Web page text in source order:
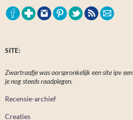
SITE:
Zwartraafje was oorspronkelijk een site ipv
je nog steeds raadplegen.
Recensie-archief
Creaties